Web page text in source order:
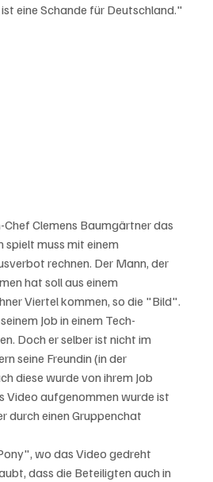
eine Schande für Deutschland."
Clemens Baumgärtner das
spielt muss mit einem
rechnen. Der Mann, der
hat soll aus einem
Viertel kommen, so die "Bild".
Job in einem Tech-
Doch er selber ist nicht im
seine Freundin (in der
diese wurde von ihrem Job
Video aufgenommen wurde ist
durch einen Gruppenchat
wo das Video gedreht
dass die Beteiligten auch in